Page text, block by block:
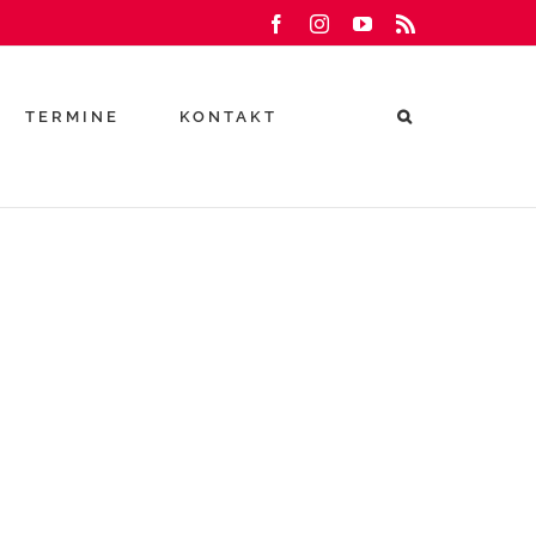
FacebookInstagramYouTube
TERMINE KONTAKT